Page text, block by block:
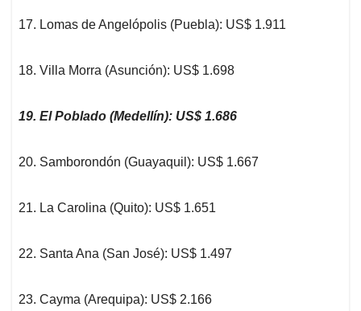
17. Lomas de Angelópolis (Puebla): US$ 1.911
18. Villa Morra (Asunción): US$ 1.698
19. El Poblado (Medellín): US$ 1.686
20. Samborondón (Guayaquil): US$ 1.667
21. La Carolina (Quito): US$ 1.651
22. Santa Ana (San José): US$ 1.497
23. Cayma (Arequipa): US$ 2.166